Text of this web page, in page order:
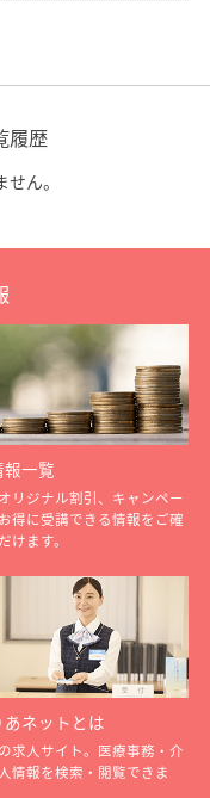
履歴
ん。
一覧
リジナル割引、キャンペー
得に受講できる情報をご確
けます。
あネットとは
求人サイト。医療事務・介
情報を検索・閲覧できま